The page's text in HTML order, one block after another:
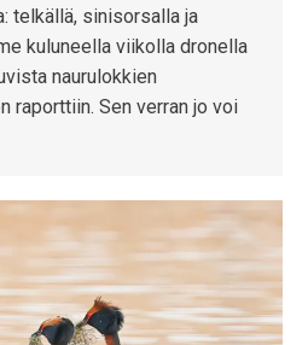
telkällä, sinisorsalla ja
kuluneella viikolla dronella
naurulokkien
raporttiin. Sen verran jo voi